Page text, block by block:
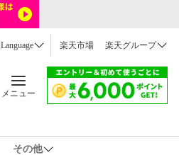
Language 楽天市場 楽天グループ
メニュー
その他